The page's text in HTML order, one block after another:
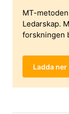
MT-
Ledarskap.
forskningen
Ladda ner